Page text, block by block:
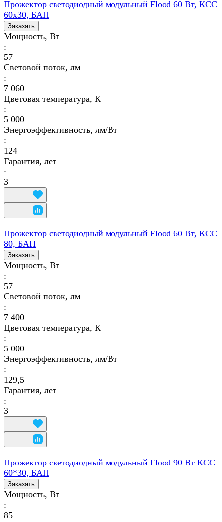
Прожектор светодиодный модульный Flood 60 Вт, КСС
60х30, БАП
Заказать
Мощность, Вт
:
57
Световой поток, лм
:
7 060
Цветовая температура, К
:
5 000
Энергоэффективность, лм/Вт
:
124
Гарантия, лет
:
3
Прожектор светодиодный модульный Flood 60 Вт, КСС
80, БАП
Заказать
Мощность, Вт
:
57
Световой поток, лм
:
7 400
Цветовая температура, К
:
5 000
Энергоэффективность, лм/Вт
:
129,5
Гарантия, лет
:
3
Прожектор светодиодный модульный Flood 90 Вт КСС
60*30, БАП
Заказать
Мощность, Вт
:
85